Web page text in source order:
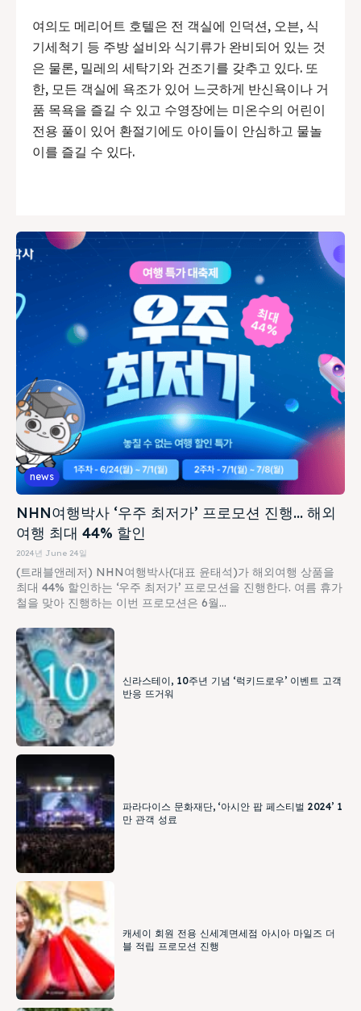
여의도 메리어트 호텔은 전 객실에 인덕션, 오븐, 식
기세척기 등 주방 설비와 식기류가 완비되어 있는 것
은 물론, 밀레의 세탁기와 건조기를 갖추고 있다. 또
한, 모든 객실에 욕조가 있어 느긋하게 반신욕이나 거
품 목욕을 즐길 수 있고 수영장에는 미온수의 어린이
전용 풀이 있어 환절기에도 아이들이 안심하고 물놀
이를 즐길 수 있다.
news
NHN여행박사 ‘우주 최저가’ 프로모션 진행… 해외
여행 최대 44% 할인
2024년 June 24일
(트래블앤레저) NHN여행박사(대표 윤태석)가 해외여행 상품을
최대 44% 할인하는 ‘우주 최저가’ 프로모션을 진행한다. 여름 휴가
철을 맞아 진행하는 이번 프로모션은 6월...
신라스테이, 10주년 기념 ‘럭키드로우’ 이벤트 고객
반응 뜨거워
파라다이스 문화재단, ‘아시안 팝 페스티벌 2024’ 1
만 관객 성료
캐세이 회원 전용 신세계면세점 아시아 마일즈 더
블 적립 프로모션 진행